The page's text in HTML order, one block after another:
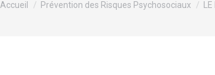
Accueil Prévention des Risques Psychosociaux